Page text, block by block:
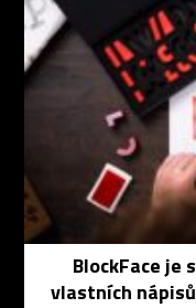
BlockFace je
vlastních